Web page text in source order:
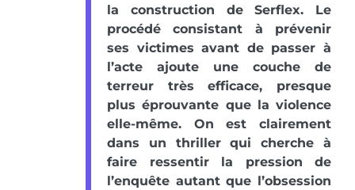
la construction de Serflex. Le
procédé consistant à prévenir
ses victimes avant de passer à
l’acte ajoute une couche de
terreur très efficace, presque
plus éprouvante que la violence
elle-même. On est clairement
dans un thriller qui cherche à
faire ressentir la pression de
l’enquête autant que l’obsession